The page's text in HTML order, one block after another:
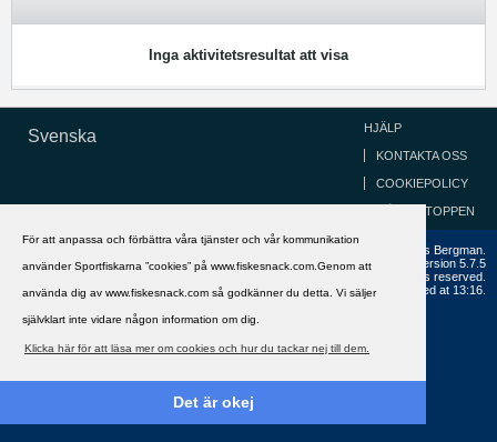
För att anpassa och förbättra våra tjänster och vår kommunikation
använder Sportfiskarna ”cookies” på www.fiskesnack.com.Genom att
använda dig av www.fiskesnack.com så godkänner du detta. Vi säljer
självklart inte vidare någon information om dig.
Klicka här för att läsa mer om cookies och hur du tackar nej till dem.
Det är okej
Inga aktivitetsresultat att visa
Svenska HJÄLP
KONTAKTA OSS
COOKIEPOLICY
GÅ TILL TOPPEN
Copyright ©2002 - 2021, FiskeSnack.com. Grundad 2002 av Anders Bergman.
Powered byvBulletin®
Version 5.7.5
Copyright © 2026 MH Sub I, LLC dba vBulletin. All rights reserved.
All times are GMT+1. This page was generated at 13:16.